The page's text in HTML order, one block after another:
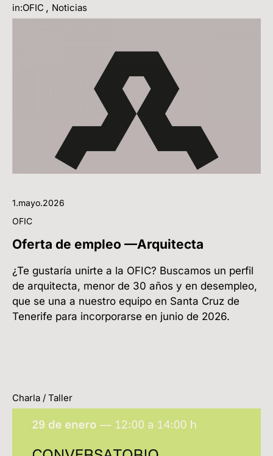
in:OFIC , Noticias
1.mayo.2026
OFIC
Oferta de empleo —Arquitecta
¿Te gustaría unirte a la OFIC? Buscamos un perfil
de arquitecta, menor de 30 años y en desempleo,
que se una a nuestro equipo en Santa Cruz de
Tenerife para incorporarse en junio de 2026.
Charla / Taller